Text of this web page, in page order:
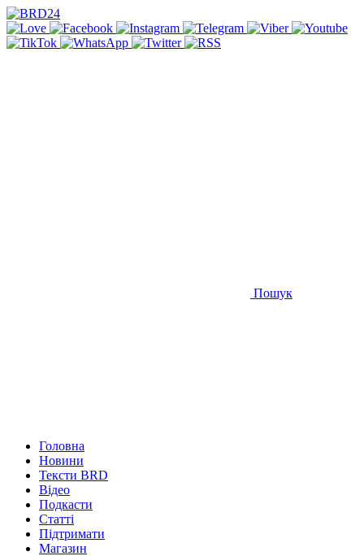
Пошук
Головна
Новини
Тексти BRD
Відео
Подкасти
Статті
Підтримати
Магазин